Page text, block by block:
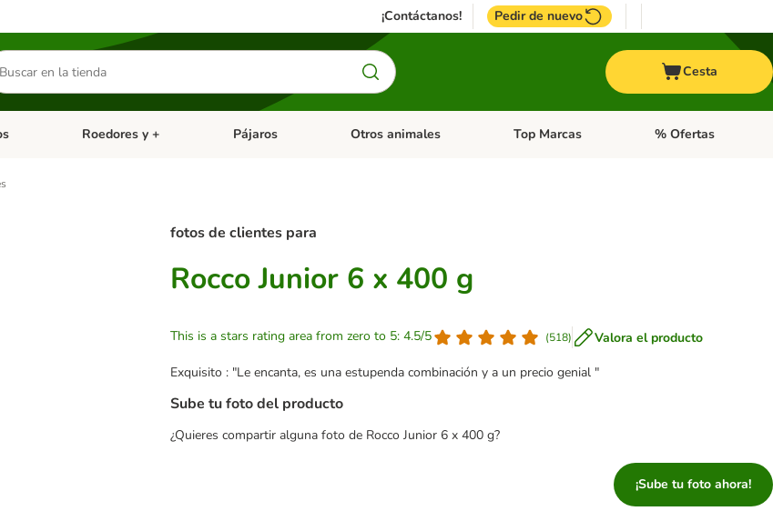
¡Contáctanos! Pedir de nuevo
Cesta
abierto: Dieta Vet.Menú de categoria abierto: Antiparasitarios
Roedores y + Menú de categoria abierto: Roedores y +
Pájaros Menú de categoria abierto: Pájaros
Otros animales Menú de categoria abierto: Otros animales
Top Marcas Menú de categoria
% Ofertas
fotos de clientes para
Rocco Junior 6 x 400 g
This is a stars rating area from zero to 5: 4.5/5 (518) Valora el producto
Exquisito : "Le encanta, es una estupenda combinación y a un precio genial "
Sube tu foto del producto
¿Quieres compartir alguna foto de Rocco Junior 6 x 400 g?
¡Sube tu foto ahora!